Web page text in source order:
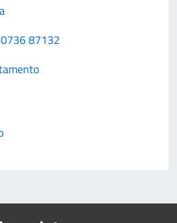
87132